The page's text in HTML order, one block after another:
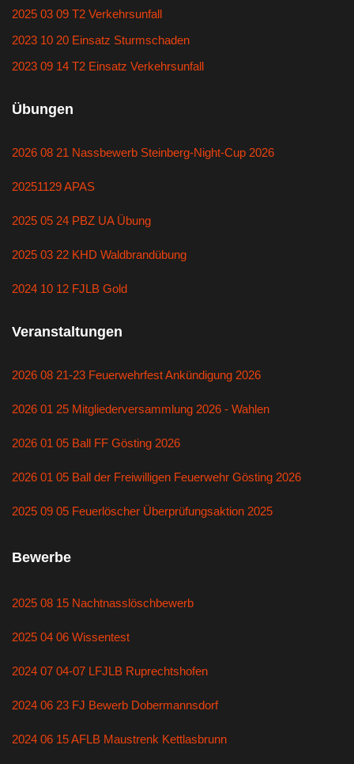
2025 03 09 T2 Verkehrsunfall
2023 10 20 Einsatz Sturmschaden
2023 09 14 T2 Einsatz Verkehrsunfall
Übungen
2026 08 21 Nassbewerb Steinberg-Night-Cup 2026
20251129 APAS
2025 05 24 PBZ UA Übung
2025 03 22 KHD Waldbrandübung
2024 10 12 FJLB Gold
Veranstaltungen
2026 08 21-23 Feuerwehrfest Ankündigung 2026
2026 01 25 Mitgliederversammlung 2026 - Wahlen
2026 01 05 Ball FF Gösting 2026
2026 01 05 Ball der Freiwilligen Feuerwehr Gösting 2026
2025 09 05 Feuerlöscher Überprüfungsaktion 2025
Bewerbe
2025 08 15 Nachtnasslöschbewerb
2025 04 06 Wissentest
2024 07 04-07 LFJLB Ruprechtshofen
2024 06 23 FJ Bewerb Dobermannsdorf
2024 06 15 AFLB Maustrenk Kettlasbrunn